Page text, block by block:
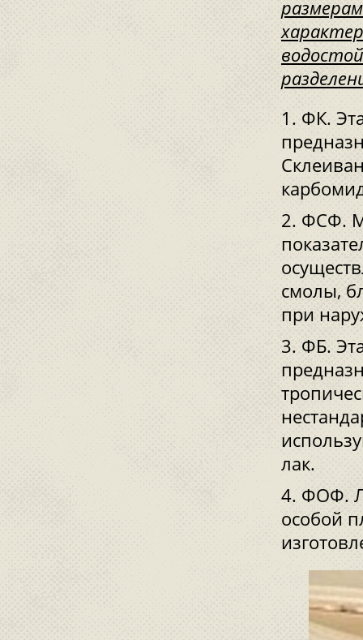
ФК.
ФСФ.
смолы,
при
ФБ.
лак.
ФОФ.
особой